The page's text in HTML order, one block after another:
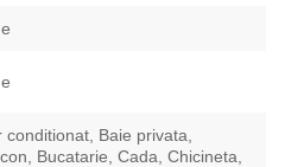
conditionat, Baie privata,
Bucatarie, Cada, Chicineta,